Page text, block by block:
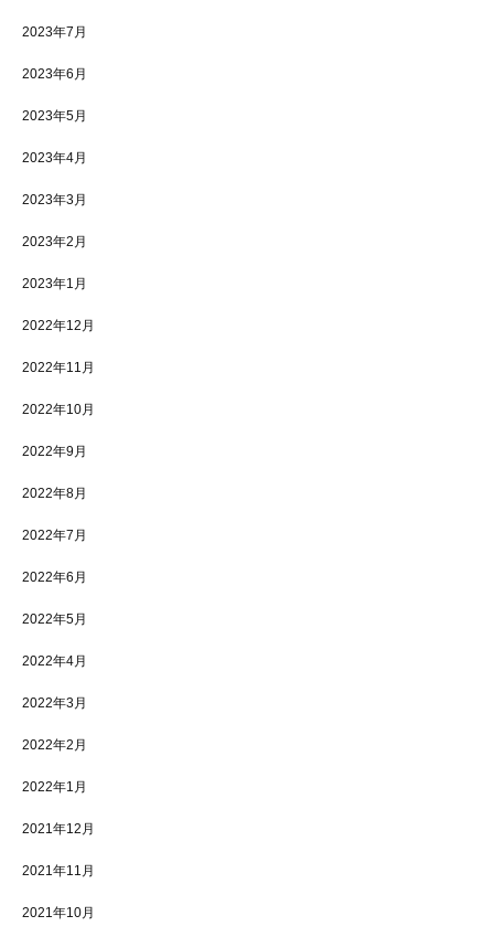
2023年7月
2023年6月
2023年5月
2023年4月
2023年3月
2023年2月
2023年1月
2022年12月
2022年11月
2022年10月
2022年9月
2022年8月
2022年7月
2022年6月
2022年5月
2022年4月
2022年3月
2022年2月
2022年1月
2021年12月
2021年11月
2021年10月